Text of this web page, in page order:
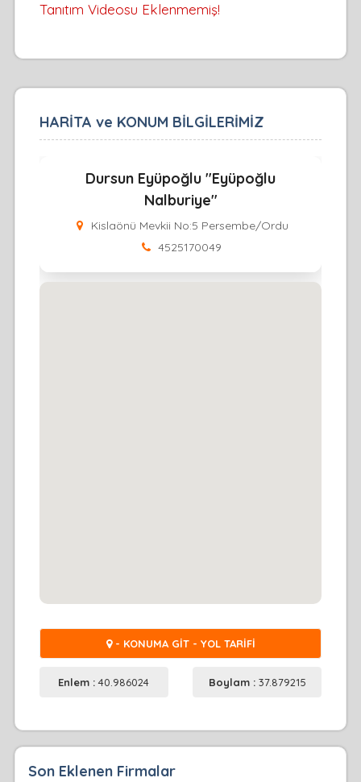
Tanıtım Videosu Eklenmemiş!
HARİTA ve KONUM BİLGİLERİMİZ
Dursun Eyüpoğlu "Eyüpoğlu
Nalburiye"
Kislaönü Mevkii No:5 Persembe/Ordu
4525170049
- KONUMA GİT - YOL TARİFİ
Enlem :40.986024 Boylam : 37.879215
Son Eklenen Firmalar